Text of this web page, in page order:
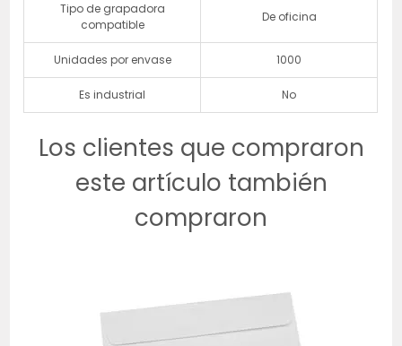
Tipo de grapadora
compatible
De oficina
Unidades por envase 1000
Es industrial No
Los clientes que compraron
este artículo también
compraron